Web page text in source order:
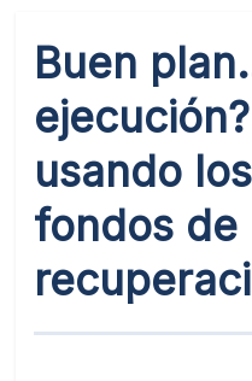
Buen
usando
fondos de